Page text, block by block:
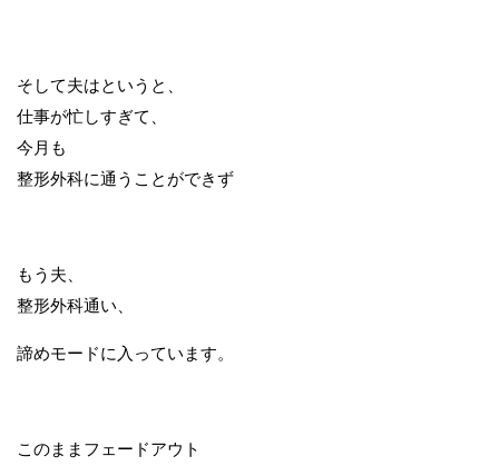
そして夫はというと、
仕事が忙しすぎて、
今月も
整形外科に通うことができず
もう夫、
整形外科通い、
諦めモードに入っています。
このままフェードアウト